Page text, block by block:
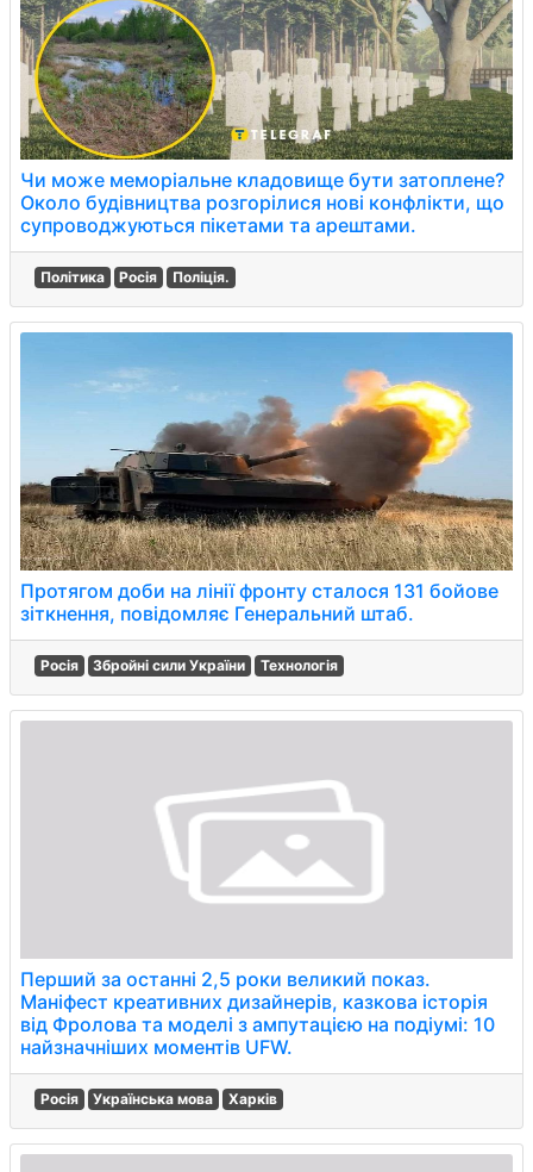
Чи може меморіальне кладовище бути затоплене?
Около будівництва розгорілися нові конфлікти, що
супроводжуються пікетами та арештами.
Політика Росія Поліція.
Протягом доби на лінії фронту сталося 131 бойове
зіткнення, повідомляє Генеральний штаб.
Росія Збройні сили України Технологія
Перший за останні 2,5 роки великий показ.
Маніфест креативних дизайнерів, казкова історія
від Фролова та моделі з ампутацією на подіумі: 10
найзначніших моментів UFW.
Росія Українська мова Харків